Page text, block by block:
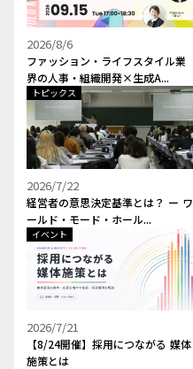
2026/8/6
ファッション・ライフスタイル業
界の人事・組織開発×生成A...
トピックス
2026/7/22
経営者の意思決定基準とは？ ー ワ
ールド・モード・ホール...
イベント
2026/7/21
【8/24開催】採用につながる 媒体
施策とは